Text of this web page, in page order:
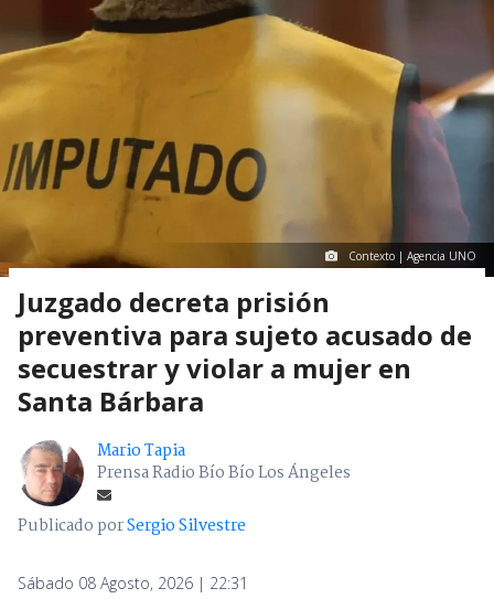
Contexto | Agencia UNO
Juzgado decreta prisión
preventiva para sujeto acusado de
secuestrar y violar a mujer en
Santa Bárbara
Mario Tapia
Prensa Radio Bío Bío Los Ángeles
Publicado porSergio Silvestre
Sábado 08 Agosto, 2026 | 22:31